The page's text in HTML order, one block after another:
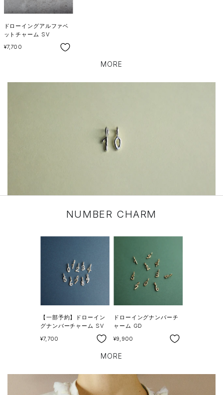
ドローイングアルファベ
ットチャーム SV
SALE
¥7,700
MORE
NUMBER CHARM
【一部予約】ドローイン
グナンバーチャーム SV
SALE
¥7,700
ドローイングナンバーチ
ャーム GD
SALE
¥9,900
MORE